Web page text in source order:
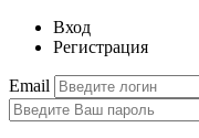
Вход
Регистрация
Email